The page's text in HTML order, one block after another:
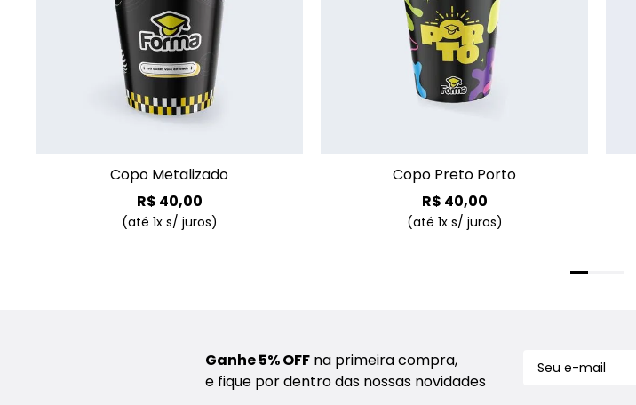
Copo Metalizado
R$ 40,00
(até 1x s/ juros)
Copo Preto Porto
R$ 40,00
(até 1x s/ juros)
Ganhe 5% OFFna primeira compra,
e fique por dentro das nossas novidades